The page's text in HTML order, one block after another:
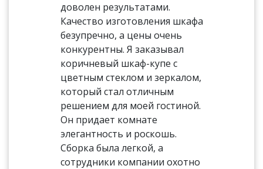
доволен результатами.
Качество изготовления шкафа
безупречно, а цены очень
конкурентны. Я заказывал
коричневый шкаф-купе с
цветным стеклом и зеркалом,
который стал отличным
решением для моей гостиной.
Он придает комнате
элегантность и роскошь.
Сборка была легкой, а
сотрудники компании охотно